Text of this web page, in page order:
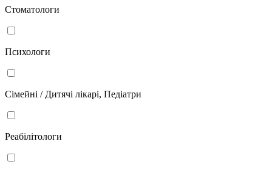
Стоматологи
Психологи
Сімейні / Дитячі лікарі, Педіатри
Реабілітологи